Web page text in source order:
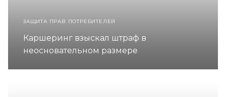
ЗАЩИТА ПРАВ ПОТРЕБИТЕЛЕЙ
Каршеринг взыскал штраф в
неосновательном размере